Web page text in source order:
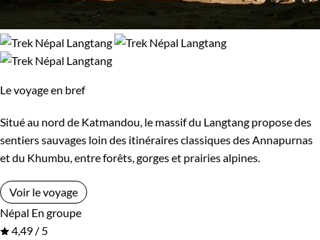
Le voyage en bref
Situé au nord de Katmandou, le massif du Langtang propose des
sentiers sauvages loin des itinéraires classiques des Annapurnas
et du Khumbu, entre forêts, gorges et prairies alpines.
Voir le voyage
Népal En groupe
4,49 / 5